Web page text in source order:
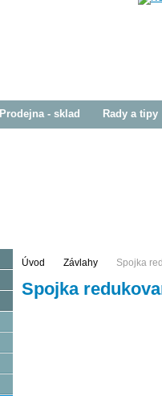
Úvod Závlahy Spojka
Spojka
Prodejna - sklad Rady a tipy